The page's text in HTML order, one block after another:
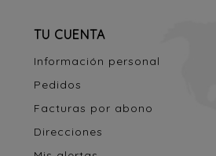
TU CUENTA
Información personal
Pedidos
Facturas por abono
Direcciones